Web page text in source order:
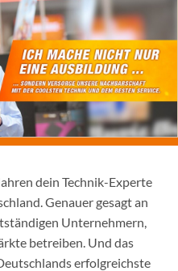
dein Technik-Experte
Genauer gesagt an
Unternehmern,
betreiben. Und das
erfolgreichste